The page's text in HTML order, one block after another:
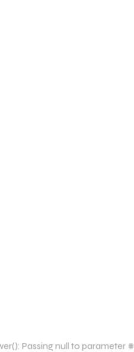
Passing null to parameter